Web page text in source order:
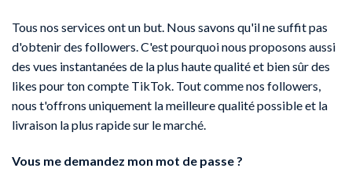
Tous nos services ont un but. Nous savons qu'il ne suffit pas
d'obtenir des followers. C'est pourquoi nous proposons aussi
des vues instantanées de la plus haute qualité et bien sûr des
likes pour ton compte TikTok. Tout comme nos followers,
nous t'offrons uniquement la meilleure qualité possible et la
livraison la plus rapide sur le marché.
Vous me demandez mon mot de passe ?